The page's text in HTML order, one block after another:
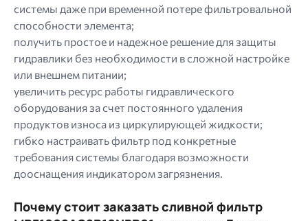
системы даже при временной потере фильтровальной
способности элемента;
получить простое и надежное решение для защиты
гидравлики без необходимости в сложной настройке
или внешнем питании;
увеличить ресурс работы гидравлического
оборудования за счет постоянного удаления
продуктов износа из циркулирующей жидкости;
гибко настраивать фильтр под конкретные
требования системы благодаря возможности
дооснащения индикатором загрязнения.
Почему стоит заказать сливной фильтр